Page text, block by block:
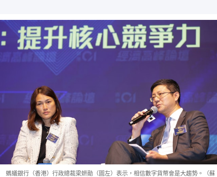
螞蟻銀行（香港）行政總裁梁妍勛（圖左）表示，相信數字貨幣會是大趨勢。（蘇